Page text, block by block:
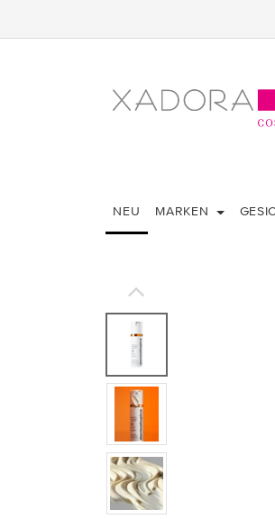
NEU MARKEN